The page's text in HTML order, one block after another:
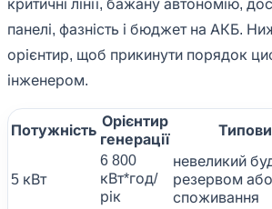
критичні лінії, бажану автономію,
панелі, фазність і бюджет на АКБ.
орієнтир, щоб прикинути порядок
інженером.
Потужність
Орієнтир
генерації
5 кВт
6 800
кВт*год/
рік
невеликий
резервом
споживання